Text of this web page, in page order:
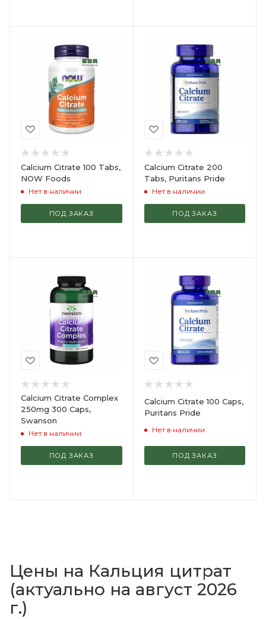
Calcium Citrate 100 Tabs,
NOW Foods
Нет в наличии
ПОД ЗАКАЗ
Calcium Citrate 200
Tabs, Puritans Pride
Нет в наличии
ПОД ЗАКАЗ
Calcium Citrate Complex
250mg 300 Caps,
Swanson
Нет в наличии
ПОД ЗАКАЗ
Calcium Citrate 100 Caps,
Puritans Pride
Нет в наличии
ПОД ЗАКАЗ
Цены на Кальция цитрат
(актуально на август 2026
г.)